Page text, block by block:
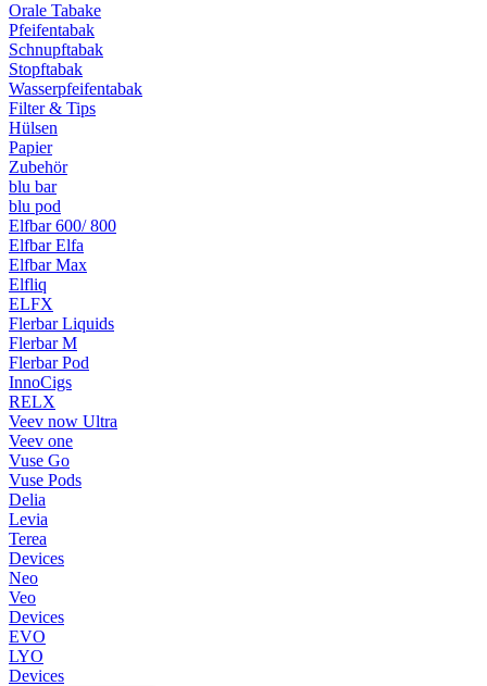
Orale Tabake
Pfeifentabak
Schnupftabak
Stopftabak
Wasserpfeifentabak
Filter & Tips
Hülsen
Papier
Zubehör
blu bar
blu pod
Elfbar 600/ 800
Elfbar Elfa
Elfbar Max
Elfliq
ELFX
Flerbar Liquids
Flerbar M
Flerbar Pod
InnoCigs
RELX
Veev now Ultra
Veev one
Vuse Go
Vuse Pods
Delia
Levia
Terea
Devices
Neo
Veo
Devices
EVO
LYO
Devices